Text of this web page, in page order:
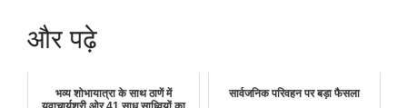
और पढ़े
भव्य शोभायात्रा के साथ ठाणें में
सार्वजनिक परिवहन पर बड़ा फैसला